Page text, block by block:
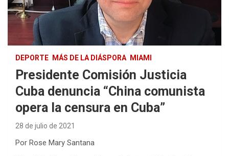
DEPORTE MÁS DE LA DIÁSPORA MIAMI
Presidente Comisión Justicia
Cuba denuncia “China comunista
opera la censura en Cuba”
28 de julio de 2021
Por Rose Mary Santana